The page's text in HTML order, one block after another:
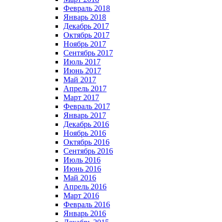
Февраль 2018
Январь 2018
Декабрь 2017
Октябрь 2017
Ноябрь 2017
Сентябрь 2017
Июль 2017
Июнь 2017
Май 2017
Апрель 2017
Март 2017
Февраль 2017
Январь 2017
Декабрь 2016
Ноябрь 2016
Октябрь 2016
Сентябрь 2016
Июль 2016
Июнь 2016
Май 2016
Апрель 2016
Март 2016
Февраль 2016
Январь 2016